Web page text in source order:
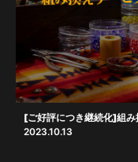
2023.10.13